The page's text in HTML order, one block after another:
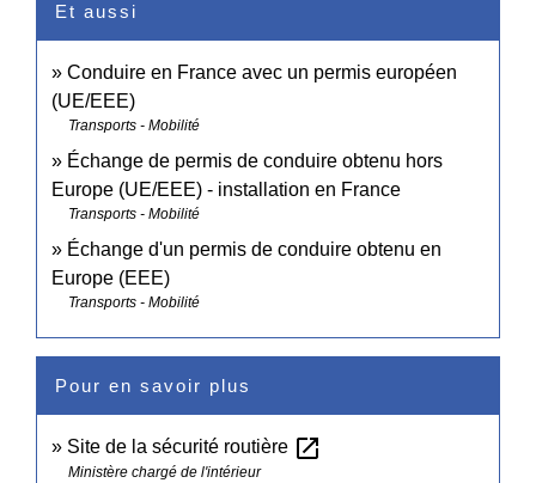
Et aussi
Conduire en France avec un permis européen
(UE/EEE)
Transports - Mobilité
Échange de permis de conduire obtenu hors
Europe (UE/EEE) - installation en France
Transports - Mobilité
Échange d'un permis de conduire obtenu en
Europe (EEE)
Transports - Mobilité
Pour en savoir plus
Site de la sécurité routière open_in_new
Ministère chargé de l'intérieur